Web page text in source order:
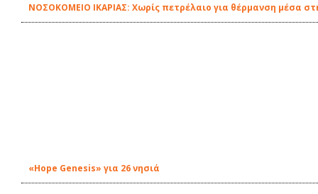
ΝΟΣΟΚΟΜΕΙΟ ΙΚΑΡΙΑΣ: Χωρίς πετρέλαιο για θέρμανση μέσα
«Hope Genesis» για 26 νησιά